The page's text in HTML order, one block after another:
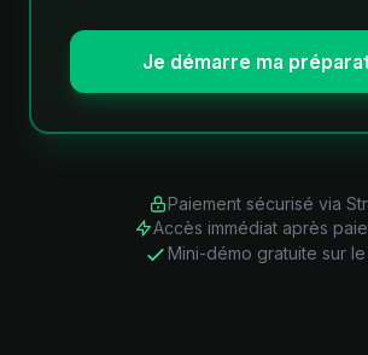
Je démarre ma
Paiement sécurisé via
Accès immédiat après
Mini-démo gratuite sur le